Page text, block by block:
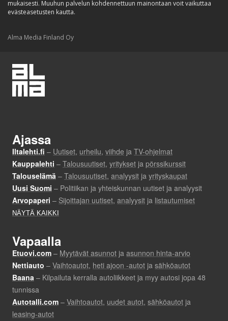
mukaisesti. Muuhun palvelun kohdennettuun mainontaan voit vaikuttaa
evästeasetusten kautta.
Alma Media Finland Oy